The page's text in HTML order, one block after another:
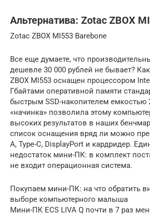
Альтернатива: Zotac ZBOX
Zotac ZBOX MI553 Barebone
Все еще думаете, что
дешевле 30 000 рублей не бывает?
ZBOX MI553 оснащен процессором
Гбайтами оперативной памяти
быстрым SSD-накопителем емкостью
«начинка» позволила этому
высоких результатов в наших
список оснащения вряд ли можно
A, Typе-C, DisplayPort и кардридер.
недостаток мини-ПК: в комплект
не входит операционная система.
Покупаем мини-ПК: на что обратить
выборе компьютерного малыша
Мини-ПК ECS LIVA Q почти в 7 раз